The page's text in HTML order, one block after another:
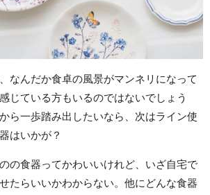
なんだか食卓の風景がマンネリになって
じている方もいるのではないでしょう
ら一歩踏み出したいなら、次はライン使
はいかが？
の食器ってかわいいけれど、いざ自宅で
たらいいかわからない。他にどんな食器